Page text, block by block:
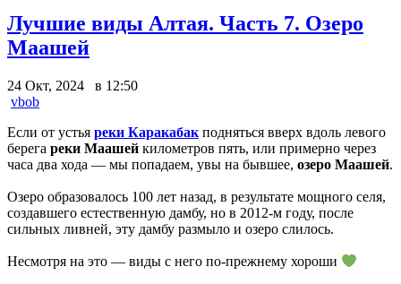
Лучшие виды Алтая. Часть 7. Озеро
Маашей
24 Окт, 2024 в 12:50
vbob
Если от устья реки Каракабак подняться вверх вдоль левого
берега реки Маашей километров пять, или примерно через
часа два хода — мы попадаем, увы на бывшее, озеро Маашей.
Озеро образовалось 100 лет назад, в результате мощного селя,
создавшего естественную дамбу, но в 2012-м году, после
сильных ливней, эту дамбу размыло и озеро слилось.
Несмотря на это — виды с него по-прежнему хороши